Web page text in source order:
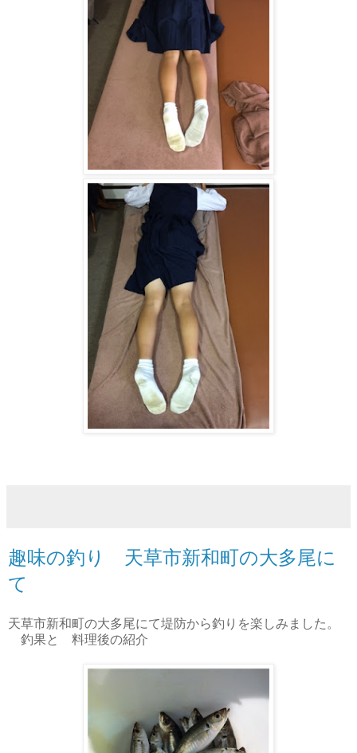
趣味の釣り 天草市新和町の大多尾に
て
天草市新和町の大多尾にて堤防から釣りを楽しみました。
釣果と 料理後の紹介